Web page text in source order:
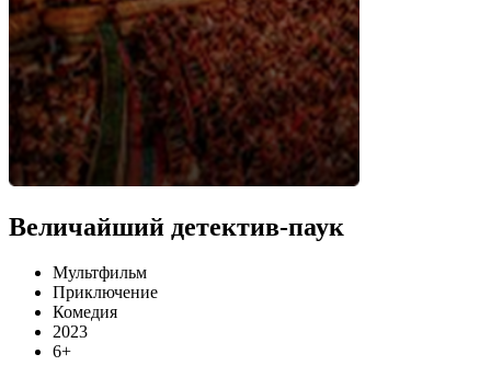
Величайший детектив-паук
Мультфильм
Приключение
Комедия
2023
6+